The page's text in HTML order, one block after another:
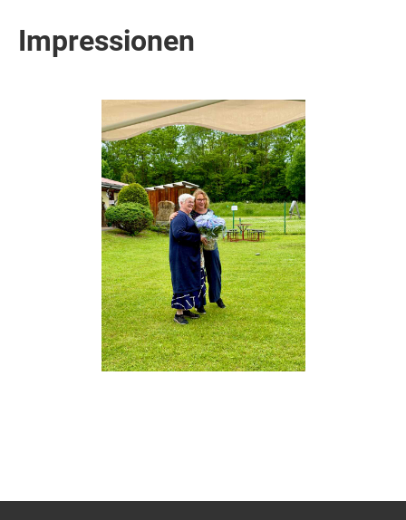
Impressionen